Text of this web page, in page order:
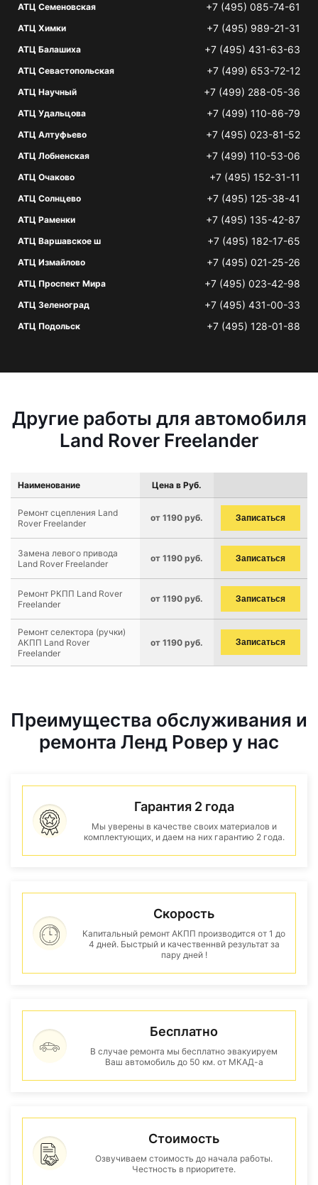
АТЦ Семеновская +7 (495) 085-74-61
АТЦ Химки +7 (495) 989-21-31
АТЦ Балашиха +7 (495) 431-63-63
АТЦ Севастопольская +7 (499) 653-72-12
АТЦ Научный +7 (499) 288-05-36
АТЦ Удальцова +7 (499) 110-86-79
АТЦ Алтуфьево +7 (495) 023-81-52
АТЦ Лобненская +7 (499) 110-53-06
АТЦ Очаково +7 (495) 152-31-11
АТЦ Солнцево +7 (495) 125-38-41
АТЦ Раменки +7 (495) 135-42-87
АТЦ Варшавское ш +7 (495) 182-17-65
АТЦ Измайлово +7 (495) 021-25-26
АТЦ Проспект Мира +7 (495) 023-42-98
АТЦ Зеленоград +7 (495) 431-00-33
АТЦ Подольск +7 (495) 128-01-88
Другие работы для автомобиля
Land Rover Freelander
Наименование Цена в Руб.
Ремонт сцепления Land
Rover Freelander
от 1190 руб. Записаться
Замена левого привода
Land Rover Freelander
от 1190 руб. Записаться
Ремонт РКПП Land Rover
Freelander
от 1190 руб. Записаться
Ремонт селектора (ручки)
АКПП Land Rover
Freelander
от 1190 руб. Записаться
Преимущества обслуживания и
ремонта Ленд Ровер у нас
Гарантия 2 года
Мы уверены в качестве своих материалов и
комплектующих, и даем на них гарантию 2 года.
Скорость
Капитальный ремонт АКПП производится от 1 до
4 дней. Быстрый и качественнвй результат за
пару дней !
Бесплатно
В случае ремонта мы бесплатно эвакуируем
Ваш автомобиль до 50 км. от МКАД-а
Стоимость
Озвучиваем стоимость до начала работы.
Честность в приоритете.